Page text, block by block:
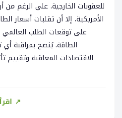
للعقوبات الخارجية. على الرغم من
الأمريكية، إلا أن تقلبات أسعار
الطاقة. يُنصح بمراقبة
الاقتصادات المعاقبة وتقييم
اقرأ المقال كاملاً من المصدر ↗